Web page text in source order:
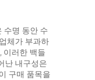
수명 동안 수
체가 부과하
이러한 백들
난 내구성은
구매 품목을